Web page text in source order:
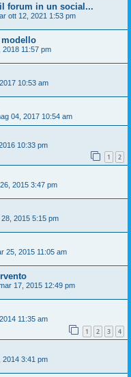
forum in un social...
ott 12, 2021 1:53 pm
2018 11:57 pm
10:53 am
04, 2017 10:54 am
10:33 pm
1 2
2015 3:47 pm
2015 5:15 pm
25, 2015 11:05 am
17, 2015 12:49 pm
11:35 am
1 2 3 4
2014 3:41 pm